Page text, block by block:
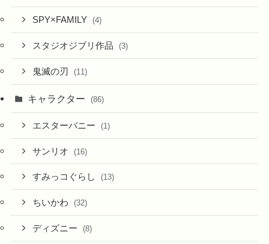
SPY×FAMILY (4)
スタジオジブリ作品 (3)
鬼滅の刃 (11)
キャラクター (86)
エスターバニー (1)
サンリオ (16)
すみっコぐらし (13)
ちいかわ (32)
ディズニー (8)